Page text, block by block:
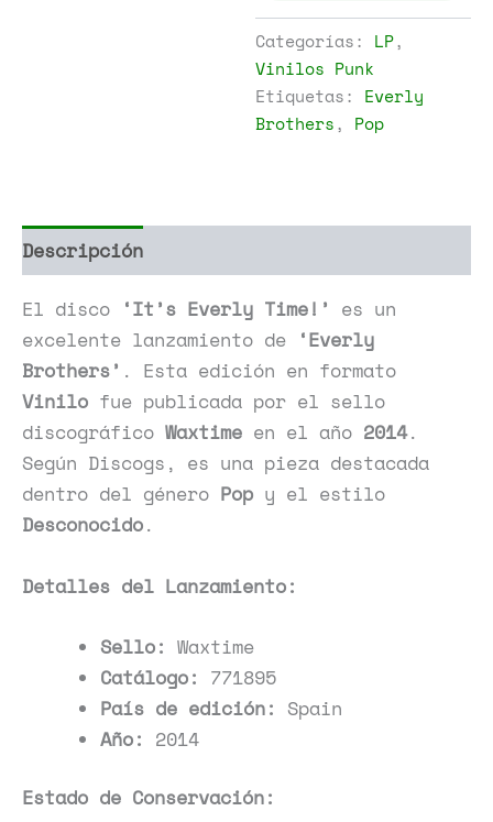
Everly
Time!
cantidad
Categorías: LP,
Vinilos Punk
Etiquetas: Everly
Brothers, Pop
Descripción
El disco ‘It’s Everly Time!’ es un
excelente lanzamiento de ‘Everly
Brothers’ . Esta edición en formato
Vinilo fue publicada por el sello
discográfico Waxtime en el año 2014.
Según Discogs, es una pieza destacada
dentro del género Pop y el estilo
Desconocido.
Detalles del Lanzamiento:
Sello: Waxtime
Catálogo: 771895
País de edición: Spain
Año: 2014
Estado de Conservación: